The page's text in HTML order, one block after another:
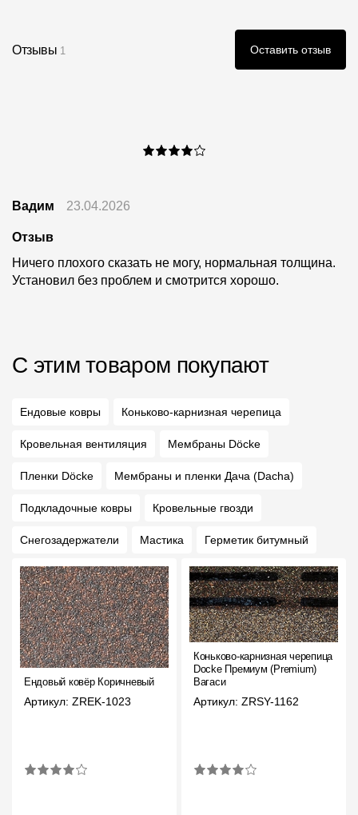
Отзывы 1 Оставить отзыв
Вадим 23.04.2026
Отзыв
Ничего плохого сказать не могу, нормальная толщина.
Установил без проблем и смотрится хорошо.
С этим товаром покупают
Ендовые ковры Коньково-карнизная черепица
Кровельная вентиляция Мембраны Döcke
Пленки Döcke Мембраны и пленки Дача (Dacha)
Подкладочные ковры Кровельные гвозди
Снегозадержатели Мастика Герметик битумный
Ендовый ковёр Коричневый
Артикул: ZREK-1023
Коньково-карнизная черепица
Docke Премиум (Premium)
Вагаси
Артикул: ZRSY-1162